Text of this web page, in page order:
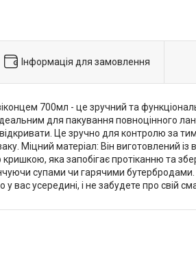
Інформація для замовлення
700мл - це зручний та
для пакування повноцінного
відкривати. Це зручно для контролю за
Міцний матеріал: Він виготовлений
яка запобігає протіканню та
супами чи гарячими
вас усередині, і не забудете про свій